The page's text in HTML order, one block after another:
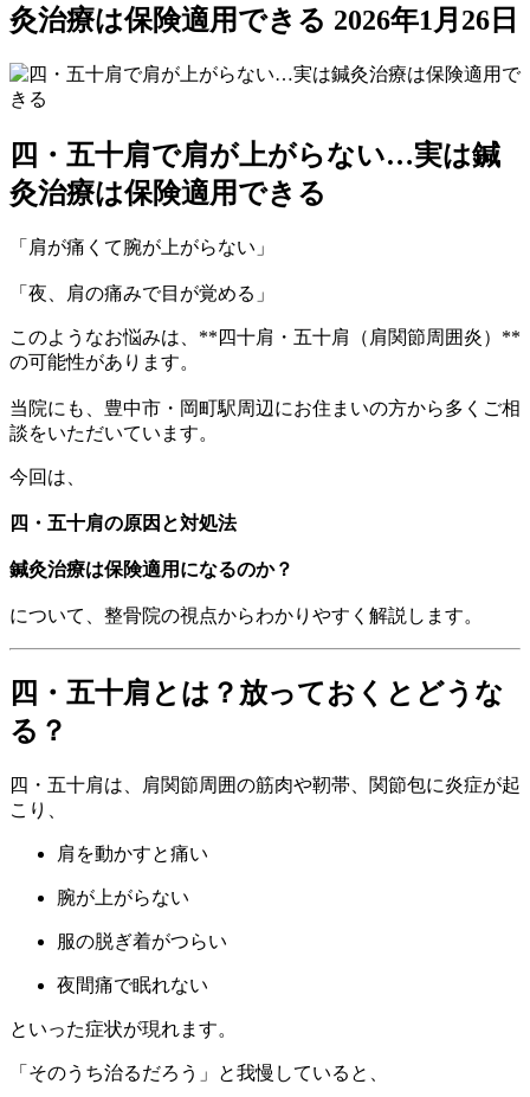
灸治療は保険適用できる 2026年1月26日
四・五十肩で肩が上がらない…実は鍼
灸治療は保険適用できる
「肩が痛くて腕が上がらない」
「夜、肩の痛みで目が覚める」
このようなお悩みは、**四十肩・五十肩（肩関節周囲炎）**
の可能性があります。
当院にも、豊中市・岡町駅周辺にお住まいの方から多くご相
談をいただいています。
今回は、
四・五十肩の原因と対処法
鍼灸治療は保険適用になるのか？
について、整骨院の視点からわかりやすく解説します。
四・五十肩とは？放っておくとどうな
る？
四・五十肩は、肩関節周囲の筋肉や靭帯、関節包に炎症が起
こり、
肩を動かすと痛い
腕が上がらない
服の脱ぎ着がつらい
夜間痛で眠れない
といった症状が現れます。
「そのうち治るだろう」と我慢していると、